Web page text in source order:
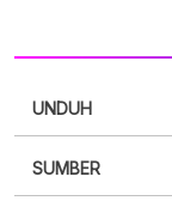
UNDUH
SUMBER